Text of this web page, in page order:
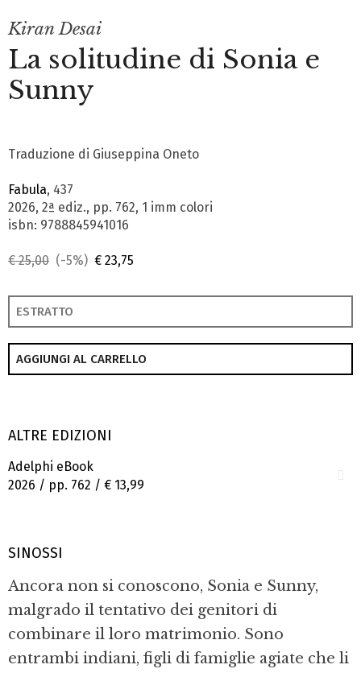
Kiran Desai
La solitudine di Sonia e
Sunny
Traduzione di Giuseppina Oneto
Fabula, 437
2026, 2ª ediz., pp. 762, 1 imm colori
isbn: 9788845941016
€ 25,00 (-5%) € 23,75
ESTRATTO
AGGIUNGI AL CARRELLO
ALTRE EDIZIONI
Adelphi eBook
2026 / pp. 762 / € 13,99
SINOSSI
Ancora non si conoscono, Sonia e Sunny,
malgrado il tentativo dei genitori di
combinare il loro matrimonio. Sono
entrambi indiani, figli di famiglie agiate che li